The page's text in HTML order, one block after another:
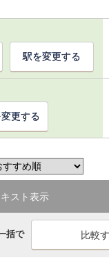
駅を変更する
更する
スト表示
括で